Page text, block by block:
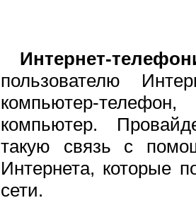
Интернет-
пользователю
компьютер-
компьютер.
такую связь с
Интернета, которые
сети.